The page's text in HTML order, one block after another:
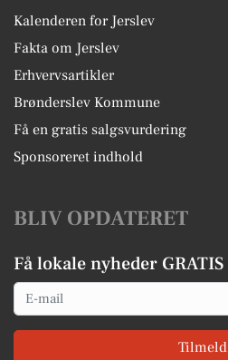
Kalenderen for Jerslev
Fakta om Jerslev
Erhvervsartikler
Brønderslev Kommune
Få en gratis salgsvurdering
Sponsoreret indhold
BLIV OPDATERET
Få lokale nyheder GRATIS
Email
Tilmeld